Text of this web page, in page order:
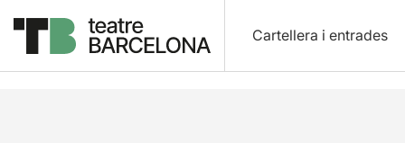
Cartellera i entrades
Descripció Fitxa artística Fotos i vídeos